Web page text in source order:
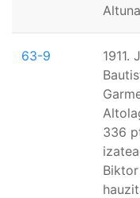
63-9
1911.
336